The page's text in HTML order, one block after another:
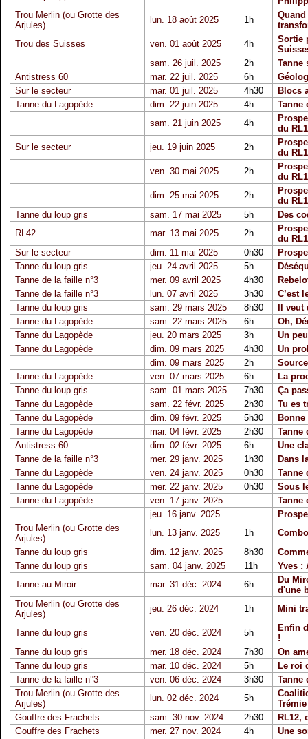
Trou Merlin (ou Grotte des
Arjules)
lun. 18 août 2025 1h
Trou des Suisses
ven. 01 août 2025 4h
Sortie
sam. 26 juil. 2025
2h
Tanne
Antistress 60
mar. 22 juil. 2025 6h
Sur le secteur
mar. 01 juil. 2025 4h30
Blocs
Tanne du Lagopède
dim. 22 juin 2025 4h
Tanne
sam. 21 juin 2025
4h
du
Sur le secteur
jeu. 19 juin 2025 2h
du
ven. 30 mai 2025
2h
du
dim. 25 mai 2025
2h
du
Tanne du loup gris
sam. 17 mai 2025 5h
Des
RL42
mar. 13 mai 2025 2h
du RL1
Sur le secteur
dim. 11 mai 2025 0h30
Tanne du loup gris
jeu. 24 avril 2025 5h
Tanne de la faille n°3
mer. 09 avril 2025 4h30
Tanne de la faille n°3
lun. 07 avril 2025 3h30
C’est
Tanne du loup gris
sam. 29 mars 2025 8h30
Il
Tanne du Lagopède
sam. 22 mars 2025 6h
Oh,
Tanne du Lagopède
jeu. 20 mars 2025 3h
Un
Tanne du Lagopède
dim. 09 mars 2025 4h30
Un
dim. 09 mars 2025
2h
Tanne du Lagopède
ven. 07 mars 2025 6h
La
Tanne du loup gris
sam. 01 mars 2025 7h30
Ça
Tanne du Lagopède
sam. 22 févr. 2025 2h30
Tu es
Tanne du Lagopède
dim. 09 févr. 2025 5h30
Tanne du Lagopède
mar. 04 févr. 2025 2h30
Tanne
Antistress 60
dim. 02 févr. 2025 6h
Une
Tanne de la faille n°3
mer. 29 janv. 2025 1h30
Dans
Tanne du Lagopède
ven. 24 janv. 2025 0h30
Tanne
Tanne du Lagopède
mer. 22 janv. 2025 0h30
Sous
Tanne du Lagopède
ven. 17 janv. 2025
Tanne
jeu. 16 janv. 2025
Trou Merlin (ou Grotte des
Arjules)
lun. 13 janv. 2025 1h
Tanne du loup gris
dim. 12 janv. 2025 8h30
Tanne du loup gris
sam. 04 janv. 2025 11h
Yves :
Tanne au Miroir
mar. 31 déc. 2024 6h
Du
d'une
Trou Merlin (ou Grotte des
Arjules)
jeu. 26 déc. 2024 1h Mini
Tanne du loup gris ven. 20 déc. 2024 5h
Enfin
!
Tanne du loup gris
mer. 18 déc. 2024 7h30
On
Tanne du loup gris
mar. 10 déc. 2024 5h
Le roi
Tanne de la faille n°3
ven. 06 déc. 2024 3h30
Tanne
Trou Merlin (ou Grotte des
Arjules)
lun. 02 déc. 2024 5h
Trémie
Gouffre des Frachets
sam. 30 nov. 2024 2h30
RL12,
Gouffre des Frachets
mer. 27 nov. 2024 4h
Une